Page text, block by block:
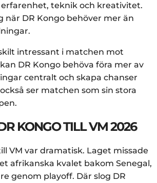
erfarenhet, teknik och kreativitet.
när DR Kongo behöver mer än
intressant i matchen mot
DR Kongo behöva föra mer av
centralt och skapa chanser
ser matchen som sin stora
KONGO TILL VM 2026
VM var dramatisk. Laget missade
afrikanska kvalet bakom Senegal,
genom playoff. Där slog DR